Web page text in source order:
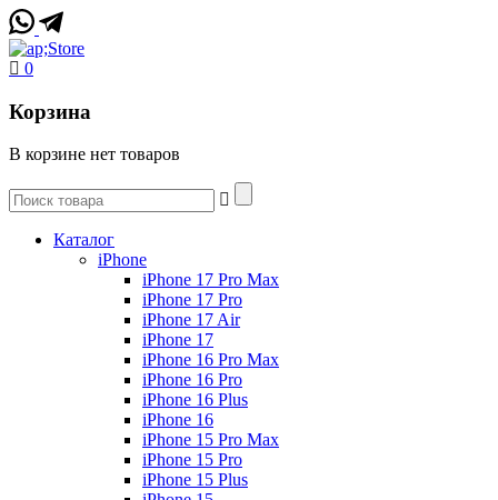
0
Корзина
В корзине нет товаров
Каталог
iPhone
iPhone 17 Pro Max
iPhone 17 Pro
iPhone 17 Air
iPhone 17
iPhone 16 Pro Max
iPhone 16 Pro
iPhone 16 Plus
iPhone 16
iPhone 15 Pro Max
iPhone 15 Pro
iPhone 15 Plus